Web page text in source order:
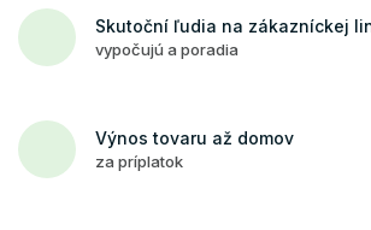
Skutoční ľudia na zákazníckej
vypočujú a poradia
Výnos tovaru až domov
za príplatok